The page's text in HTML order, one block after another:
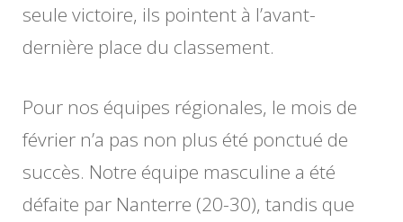
seule victoire, ils pointent à l’avant-
dernière place du classement.
Pour nos équipes régionales, le mois de
février n’a pas non plus été ponctué de
succès. Notre équipe masculine a été
défaite par Nanterre (20-30), tandis que